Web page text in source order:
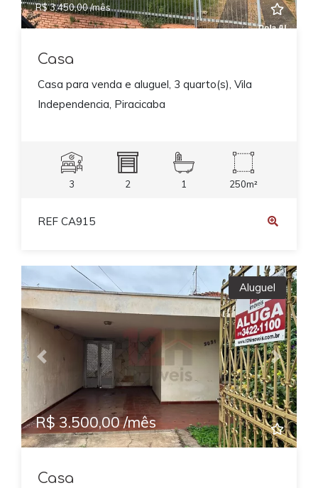
R$ 3.450,00 /mês
Casa
Casa para venda e aluguel, 3 quarto(s), Vila
Independencia, Piracicaba
3 2 1 250m²
REF CA915
Previous Next
Aluguel
R$ 3.500,00 /mês
Casa